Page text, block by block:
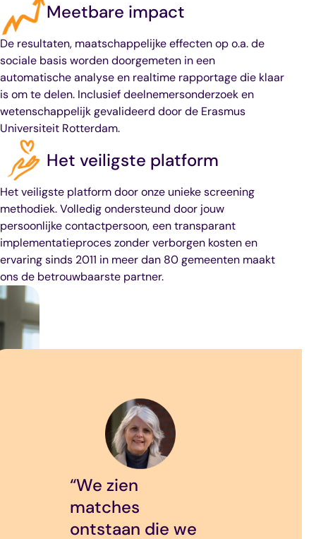
Meetbare impact
De resultaten, maatschappelijke effecten op o.a. de
sociale basis worden doorgemeten in een
automatische analyse en realtime rapportage die klaar
is om te delen. Inclusief deelnemersonderzoek en
wetenschappelijk gevalideerd door de Erasmus
Universiteit Rotterdam.
Het veiligste platform
Het veiligste platform door onze unieke screening
methodiek. Volledig ondersteund door jouw
persoonlijke contactpersoon, een transparant
implementatieproces zonder verborgen kosten en
ervaring sinds 2011 in meer dan 80 gemeenten maakt
ons de betrouwbaarste partner.
“Zorgzaam010
is het
platform voor
“We zien
matches
ontstaan die we
“Onze matches zijn in
een paar jaar
vertienvoudigd! We